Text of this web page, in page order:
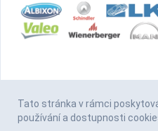
Tato stránka v rámci
používání a dostupnosti